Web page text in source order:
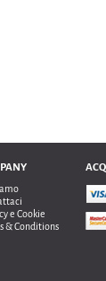
e Cookie
& Conditions